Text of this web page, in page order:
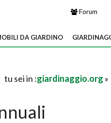
Forum
DA GIARDINO
tu sei in :giardinaggio.org »